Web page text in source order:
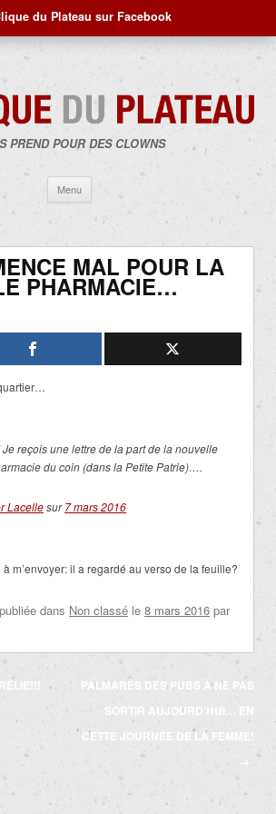
du Plateau sur Facebook
PREND POUR DES CLOWNS
Menu
contenu
MAL POUR LA
PHARMACIE…
reçois une lettre de la part de la nouvelle
du coin (dans la Petite Patrie)….
Lacellesur7 mars 2016
m’envoyer: il a regardé au verso de la feuille?
dans Non classé le 8 mars 2016 par
PALMARÈS DES PUBS À NE PAS
SORTIR AUJOURD’HUI… EN
CETTE JOURNÉE DE LA FEMME!